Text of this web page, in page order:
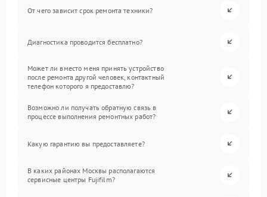
От чего зависит срок ремонта техники?
Диагностика проводится бесплатно?
Может ли вместо меня принять устройство
после ремонта другой человек, контактный
телефон которого я предоставлю?
Возможно ли получать обратную связь в
процессе выполнения ремонтных работ?
Какую гарантию вы предоставляете?
В каких районах Москвы располагаются
сервисные центры Fujifilm?